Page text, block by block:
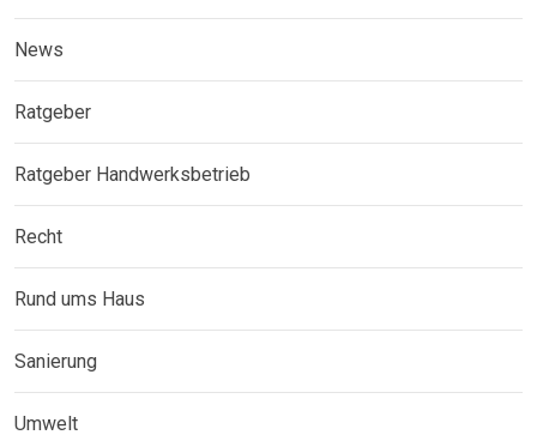
News
Ratgeber
Ratgeber Handwerksbetrieb
Recht
Rund ums Haus
Sanierung
Umwelt